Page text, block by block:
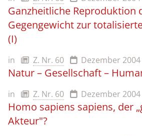
Ganzheitliche Reproduktion
Gegengewicht zur
(I)
in Z. Nr. 60 Dezember 2004
Natur – Gesellschaft –
in Z. Nr. 60 Dezember 2004
Homo sapiens sapiens, der
Akteur"?